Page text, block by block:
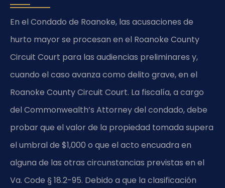
En el Condado de Roanoke, las acusaciones de
hurto mayor se procesan en el Roanoke County
Circuit Court para las audiencias preliminares y,
cuando el caso avanza como delito grave, en el
Roanoke County Circuit Court. La fiscalía, a cargo
del Commonwealth’s Attorneydel condado, debe
probar que el valor de la propiedad tomada supera
el umbral de $1,000 o que el acto encuadra en
alguna de las otras circunstancias previstas en el
Va. Code § 18.2-95. Debido a que la clasificación